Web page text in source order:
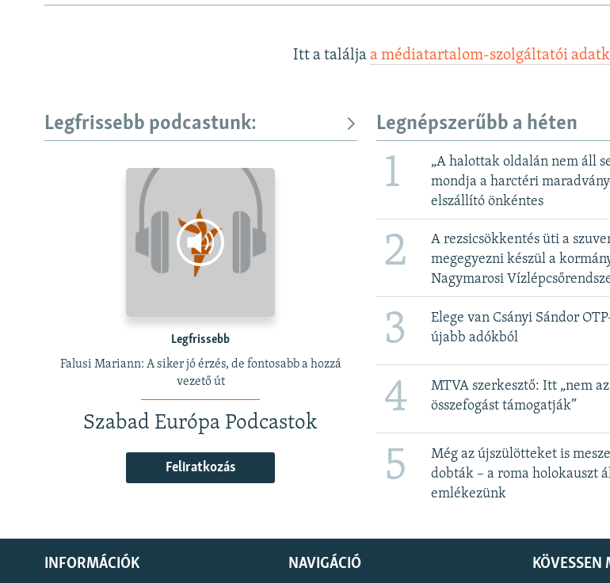
Itt a találja a médiatartalom-szolgáltatói
Legfrissebb podcastunk:
Legfrissebb
Falusi Mariann: A siker jó érzés, de fontosabb a hozzá
vezető út
Szabad Európa Podcastok
Feliratkozás
Legnépszerűbb a héten
1
„A halottak oldalán nem áll
mondja a harctéri
elszállító önkéntes
2
A rezsicsökkentés üti a
megegyezni készül a
Nagymarosi
3
Elege van Csányi Sándor
újabb adókból
4
MTVA szerkesztő: Itt „nem
összefogást támogatják”
5
Még az újszülötteket is
dobták – a roma holokauszt
emlékezünk
KÖVESSEN
INFORMÁCIÓK NAVIGÁCIÓ